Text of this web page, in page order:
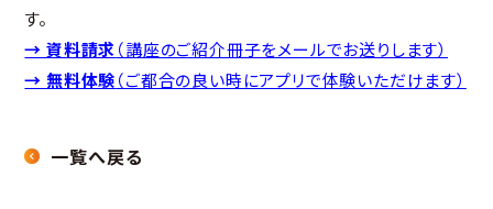
す。
→ 資料請求 （講座のご紹介冊子をメールでお送りします）
→ 無料体験（ご都合の良い時にアプリで体験いただけます）
一覧へ戻る